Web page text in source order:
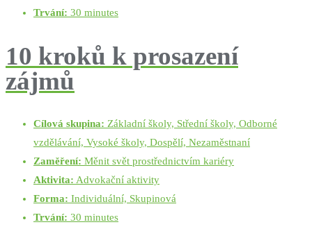
Trvání: 30 minutes
10 kroků k prosazení
zájmů
Cílová skupina: Základní školy, Střední školy, Odborné
vzdělávání, Vysoké školy, Dospělí, Nezaměstnaní
Zaměření: Měnit svět prostřednictvím kariéry
Aktivita: Advokační aktivity
Forma: Individuální, Skupinová
Trvání: 30 minutes